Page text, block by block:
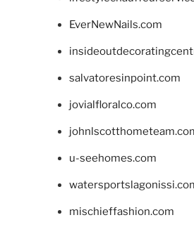
EverNewNails.com
salvatoresinpoint.com
jovialfloralco.com
u-seehomes.com
mischieffashion.com